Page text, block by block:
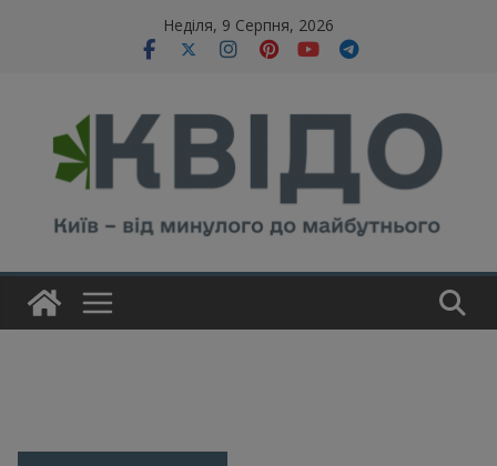
Неділя, 9 Серпня, 2026
modal-check